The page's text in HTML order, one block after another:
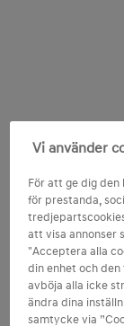
Vi använder
För att ge dig
för prestanda,
att visa annonser
"Acceptera alla
din enhet och
avböja alla icke
ändra dina
samtycke via